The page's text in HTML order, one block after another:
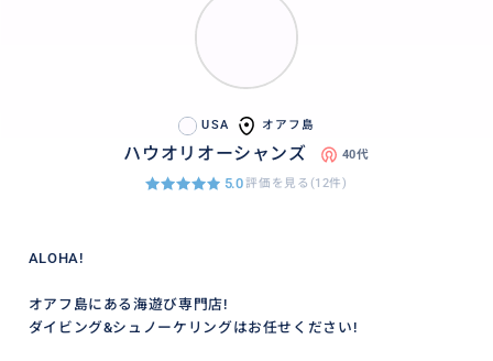
USA オアフ島
ハウオリオーシャンズ 40代
5.0評価を見る(12件)
ALOHA!
オアフ島にある海遊び専門店!
ダイビング&シュノーケリングはお任せください!